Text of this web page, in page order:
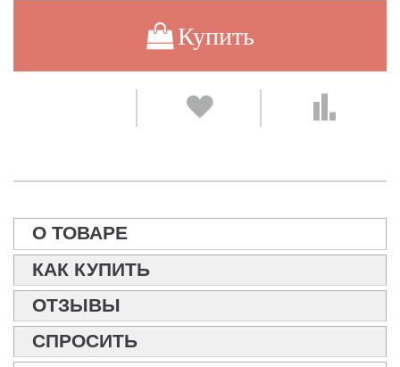
Купить
О ТОВАРЕ
КАК КУПИТЬ
ОТЗЫВЫ
СПРОСИТЬ